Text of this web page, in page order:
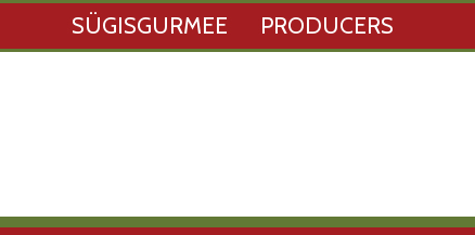
SÜGISGURMEE PRODUCERS